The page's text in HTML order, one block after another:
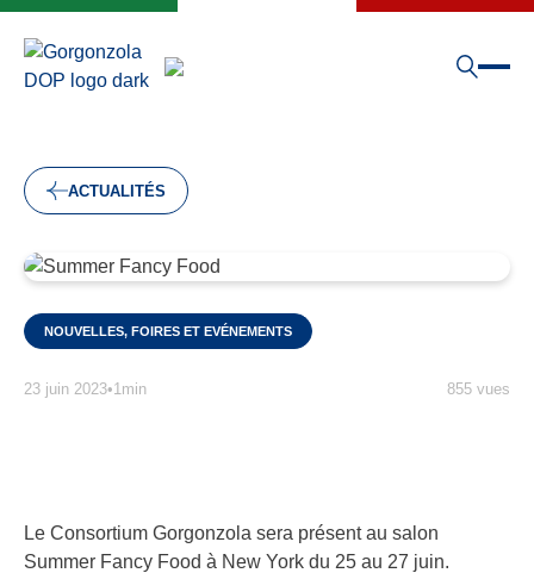
ACTUALITÉS
NOUVELLES, FOIRES ET EVÉNEMENTS
23 juin 2023•1min 855 vues
Le Consortium Gorgonzola sera présent au salon
Summer Fancy Food à New York du 25 au 27 juin.